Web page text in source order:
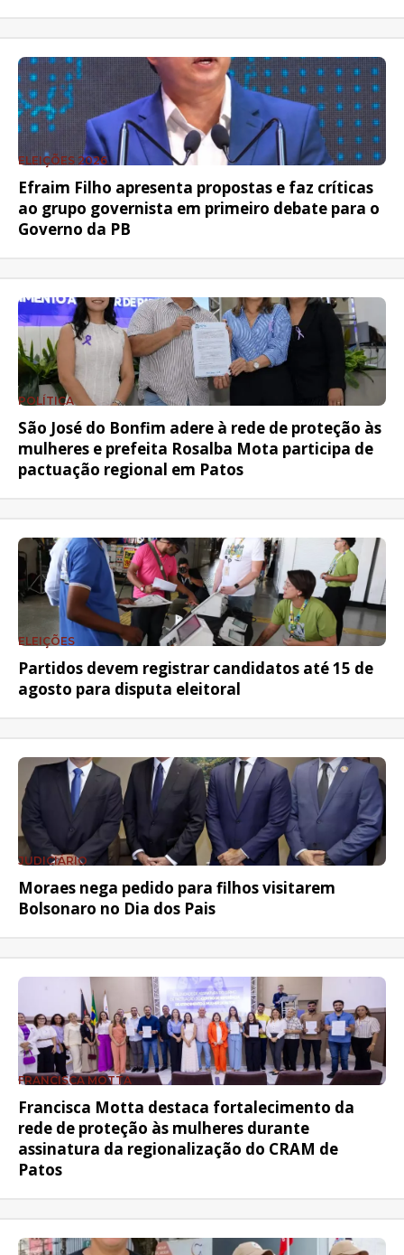
ELEIÇÕES 2026
Efraim Filho apresenta propostas e faz críticas
ao grupo governista em primeiro debate para o
Governo da PB
POLÍTICA
São José do Bonfim adere à rede de proteção às
mulheres e prefeita Rosalba Mota participa de
pactuação regional em Patos
ELEIÇÕES
Partidos devem registrar candidatos até 15 de
agosto para disputa eleitoral
JUDICIÁRIO
Moraes nega pedido para filhos visitarem
Bolsonaro no Dia dos Pais
FRANCISCA MOTTA
Francisca Motta destaca fortalecimento da
rede de proteção às mulheres durante
assinatura da regionalização do CRAM de
Patos